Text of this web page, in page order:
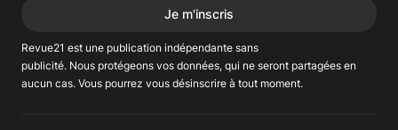
Je m'inscris
Revue21 est une publication indépendante sans
publicité. Nous protégeons vos données, qui ne seront partagées en
aucun cas. Vous pourrez vous désinscrire à tout moment.